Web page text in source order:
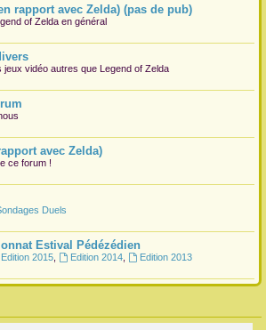
rapport avec Zelda) (pas de pub)
of Zelda en général
jeux vidéo autres que Legend of Zelda
avec Zelda)
ce forum !
Duels
Estival Pédézédien
Edition 2015, Edition 2014,
Edition 2013